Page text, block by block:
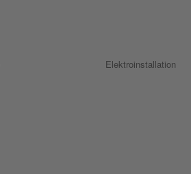
Elektroinstallation